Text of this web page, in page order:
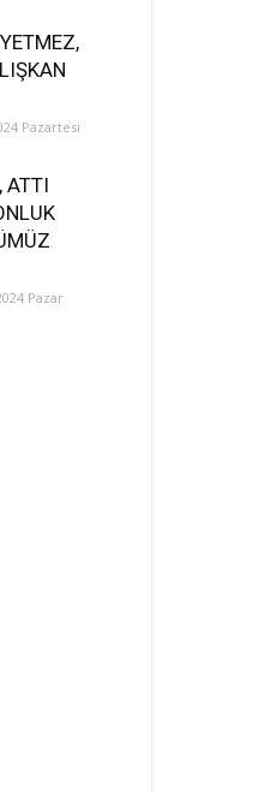
Pazartesi
ATTI
Pazar